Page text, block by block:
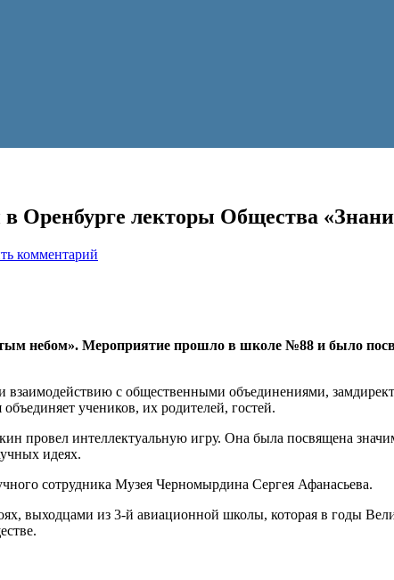
Оренбурге лекторы Общества
комментарий
небом». Мероприятие прошло в школе №88 и было
с общественными объединениями,
учеников, их родителей, гостей.
провел интеллектуальную игру. Она была посвящена
идеях.
сотрудника Музея Черномырдина Сергея Афанасьева.
выходцами из 3-й авиационной школы, которая в годы